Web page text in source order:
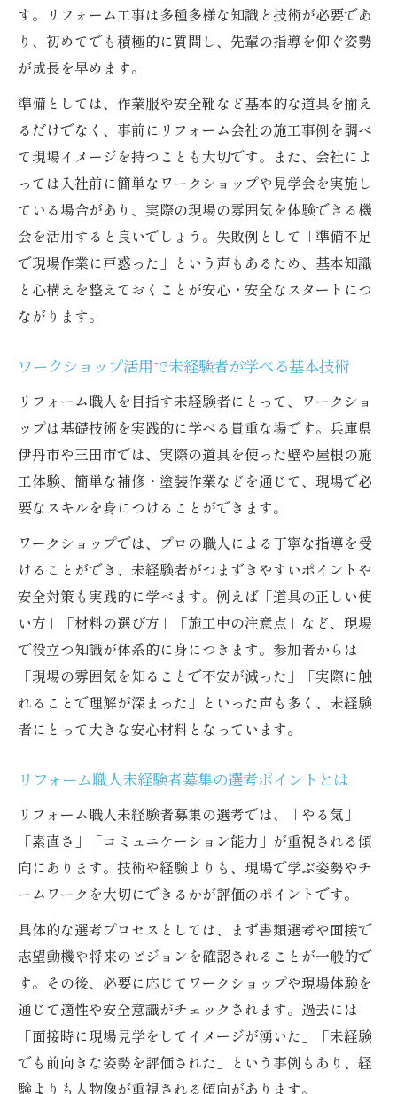
リフォーム職人になるための応募ポイント
とは
ワークショップ参加で得られる実践的な技
術体験
未経験者募集で重視される人物像と求める
資質
地域に根ざしたリフォーム職人育成の現場を探
る
リフォーム職人未経験者募集が地域活性化
に貢献する理由
地元ワークショップが担うリフォーム職人
育成の役割
ルとは
リフォーム職人育成現場で重視されるチー
ムワーク
ワークショップ現場体験で気づくやりがい
と成長
ワークショップ参加で技術と信頼性を学ぶ方法
リフォーム職人未経験者募集とワークショ
ップの相乗効果
ワークショップで学ぶリフォーム基礎技術
と実践力
信頼されるリフォーム職人への第一歩を踏
み出す
未経験者でも安心のサポート体制が整った
ワークショップ参加で身につく職人の信頼
感と対応力
未経験者募集の現状とリフォーム業界の未来
リフォーム職人未経験者募集が増加する業
界背景を解説
未経験者が活躍できるリフォーム業界の最
新動向
リフォーム職人になりたい方への今後のチ
ャンス
ワークショップ体験が未経験者の未来を切
り開く理由
す。リフォーム工事は多種多様な知識と技術が必要であ
り、初めてでも積極的に質問し、先輩の指導を仰ぐ姿勢
が成長を早めます。
準備としては、作業服や安全靴など基本的な道具を揃え
るだけでなく、事前にリフォーム会社の施工事例を調べ
て現場イメージを持つことも大切です。また、会社によ
っては入社前に簡単なワークショップや見学会を実施し
ている場合があり、実際の現場の雰囲気を体験できる機
会を活用すると良いでしょう。失敗例として「準備不足
で現場作業に戸惑った」という声もあるため、基本知識
と心構えを整えておくことが安心・安全なスタートにつ
ながります。
ワークショップ活用で未経験者が学べる基本技術
リフォーム職人を目指す未経験者にとって、ワークショ
ップは基礎技術を実践的に学べる貴重な場です。兵庫県
伊丹市や三田市では、実際の道具を使った壁や屋根の施
工体験、簡単な補修・塗装作業などを通じて、現場で必
要なスキルを身につけることができます。
ワークショップでは、プロの職人による丁寧な指導を受
けることができ、未経験者がつまずきやすいポイントや
安全対策も実践的に学べます。例えば「道具の正しい使
い方」「材料の選び方」「施工中の注意点」など、現場
で役立つ知識が体系的に身につきます。参加者からは
「現場の雰囲気を知ることで不安が減った」「実際に触
れることで理解が深まった」といった声も多く、未経験
者にとって大きな安心材料となっています。
リフォーム職人未経験者募集の選考ポイントとは
リフォーム職人未経験者募集の選考では、「やる気」
「素直さ」「コミュニケーション能力」が重視される傾
向にあります。技術や経験よりも、現場で学ぶ姿勢やチ
ームワークを大切にできるかが評価のポイントです。
具体的な選考プロセスとしては、まず書類選考や面接で
志望動機や将来のビジョンを確認されることが一般的で
す。その後、必要に応じてワークショップや現場体験を
通じて適性や安全意識がチェックされます。過去には
「面接時に現場見学をしてイメージが湧いた」「未経験
でも前向きな姿勢を評価された」という事例もあり、経
験よりも人物像が重視される傾向があります。